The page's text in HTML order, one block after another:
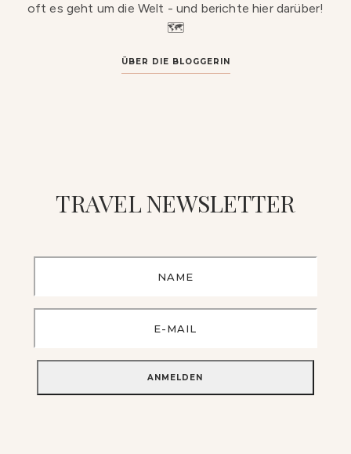
oft es geht um die Welt - und berichte hier darüber!
🗺️
ÜBER DIE BLOGGERIN
TRAVEL NEWSLETTER